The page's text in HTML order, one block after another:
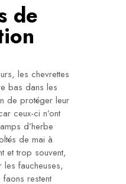
de
les chevrettes
bas dans les
de protéger leur
ceux-ci n’ont
d’herbe
de mai à
et trop souvent,
faucheuses,
faons restent